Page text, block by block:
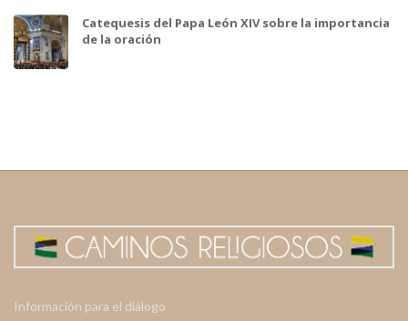
Catequesis del Papa León XIV sobre la importancia
de la oración
Información para el diálogo